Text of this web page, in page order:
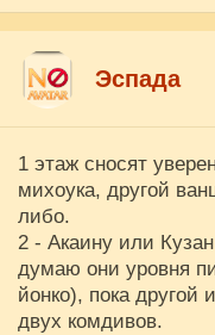
Эспада
1 этаж сносят
михоука, другой
либо.
2 - Акаину или
думаю они уровня
йонко), пока другой
двух комдивов.